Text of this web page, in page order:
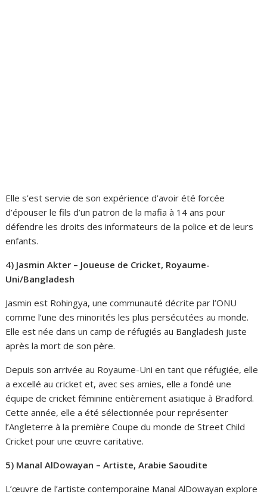
Elle s’est servie de son expérience d’avoir été forcée
d’épouser le fils d’un patron de la mafia à 14 ans pour
défendre les droits des informateurs de la police et de leurs
enfants.
4) Jasmin Akter – Joueuse de Cricket, Royaume-
Uni/Bangladesh
Jasmin est Rohingya, une communauté décrite par l’ONU
comme l’une des minorités les plus persécutées au monde.
Elle est née dans un camp de réfugiés au Bangladesh juste
après la mort de son père.
Depuis son arrivée au Royaume-Uni en tant que réfugiée, elle
a excellé au cricket et, avec ses amies, elle a fondé une
équipe de cricket féminine entièrement asiatique à Bradford.
Cette année, elle a été sélectionnée pour représenter
l’Angleterre à la première Coupe du monde de Street Child
Cricket pour une œuvre caritative.
5) Manal AlDowayan – Artiste, Arabie Saoudite
L’œuvre de l’artiste contemporaine Manal AlDowayan explore